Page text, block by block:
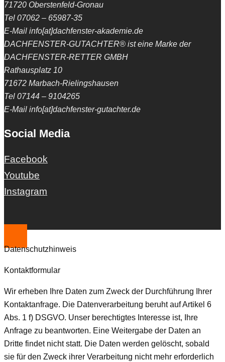
71720 Oberstenfeld-Gronau
Tel 07062 – 65987-35
E-Mail info[at]dachfenster-akademie.de
DACHFENSTER-GUTACHTER® ist eine Marke der
DACHFENSTER-RETTER GMBH
Rathausplatz 10
71672 Marbach-Rielingshausen
Tel 07144 – 9104265
E-Mail info[at]dachfenster-gutachter.de
Social Media
Facebook
Youtube
Instagram
Datenschutzhinweis
Kontaktformular
Wir erheben Ihre Daten zum Zweck der Durchführung Ihrer
Kontaktanfrage. Die Datenverarbeitung beruht auf Artikel 6
Abs. 1 f) DSGVO. Unser berechtigtes Interesse ist, Ihre
Anfrage zu beantworten. Eine Weitergabe der Daten an
Dritte findet nicht statt. Die Daten werden gelöscht, sobald
sie für den Zweck ihrer Verarbeitung nicht mehr erforderlich